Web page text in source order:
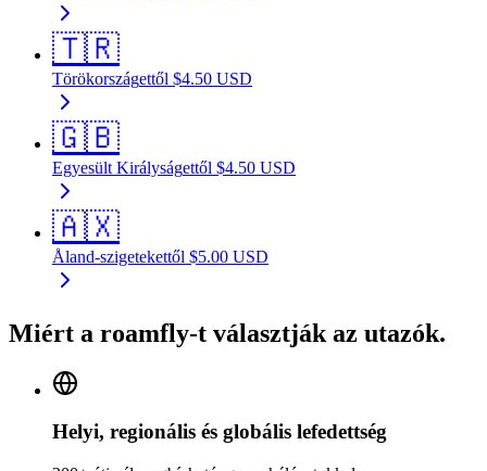
🇹🇷
Törökországettől $4.50 USD
🇬🇧
Egyesült Királyságettől $4.50 USD
🇦🇽
Åland-szigetekettől $5.00 USD
Miért a roamfly-t választják az utazók.
Helyi, regionális és globális lefedettség